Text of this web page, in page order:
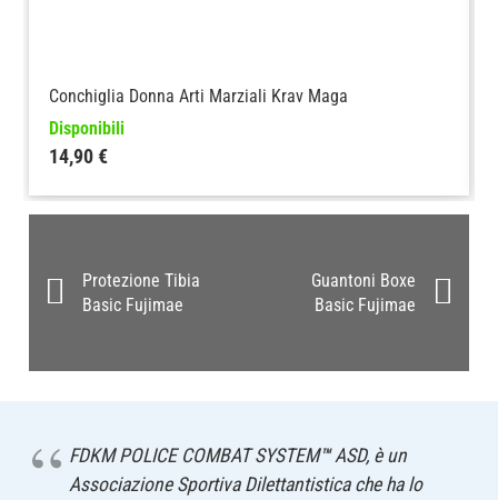
Conchiglia Donna Arti Marziali Krav Maga
Disponibili
14,90 €
Protezione Tibia
Basic Fujimae
Guantoni Boxe
Basic Fujimae
FDKM POLICE COMBAT SYSTEM™ASD, è un
Associazione Sportiva Dilettantistica che ha lo